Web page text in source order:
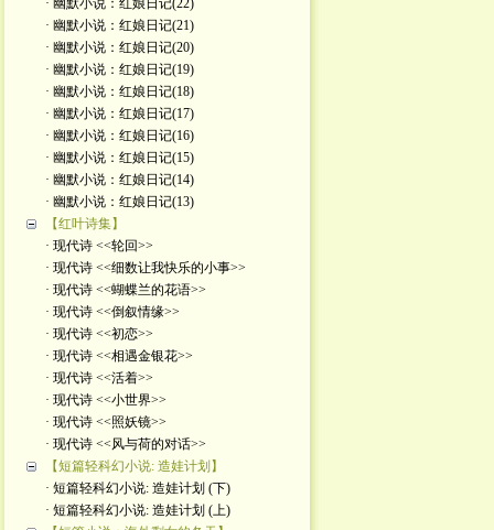
· 幽默小说：红娘日记(22)
· 幽默小说：红娘日记(21)
· 幽默小说：红娘日记(20)
· 幽默小说：红娘日记(19)
· 幽默小说：红娘日记(18)
· 幽默小说：红娘日记(17)
· 幽默小说：红娘日记(16)
· 幽默小说：红娘日记(15)
· 幽默小说：红娘日记(14)
· 幽默小说：红娘日记(13)
【红叶诗集】
· 现代诗 <<轮回>>
· 现代诗 <<细数让我快乐的小事>>
· 现代诗 <<蝴蝶兰的花语>>
· 现代诗 <<倒叙情缘>>
· 现代诗 <<初恋>>
· 现代诗 <<相遇金银花>>
· 现代诗 <<活着>>
· 现代诗 <<小世界>>
· 现代诗 <<照妖镜>>
· 现代诗 <<风与荷的对话>>
【短篇轻科幻小说: 造娃计划】
· 短篇轻科幻小说: 造娃计划 (下)
· 短篇轻科幻小说: 造娃计划 (上)